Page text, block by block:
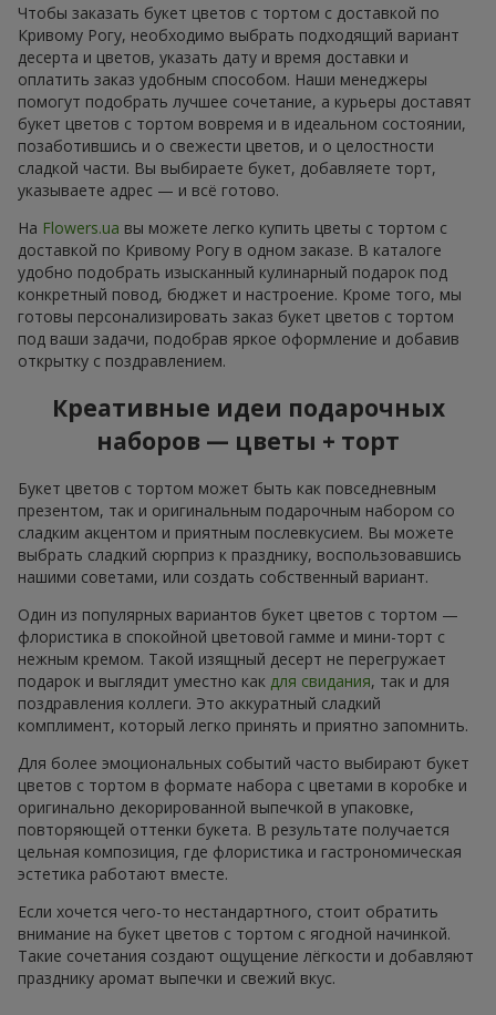
Чтобы заказать букет цветов с тортом с доставкой по
Кривому Рогу, необходимо выбрать подходящий вариант
десерта и цветов, указать дату и время доставки и
оплатить заказ удобным способом. Наши менеджеры
помогут подобрать лучшее сочетание, а курьеры доставят
букет цветов с тортом вовремя и в идеальном состоянии,
позаботившись и о свежести цветов, и о целостности
сладкой части. Вы выбираете букет, добавляете торт,
указываете адрес — и всё готово.
На Flowers.ua вы можете легко купить цветы с тортом с
доставкой по Кривому Рогу в одном заказе. В каталоге
удобно подобрать изысканный кулинарный подарок под
конкретный повод, бюджет и настроение. Кроме того, мы
готовы персонализировать заказ букет цветов с тортом
под ваши задачи, подобрав яркое оформление и добавив
открытку с поздравлением.
Креативные идеи подарочных
наборов — цветы + торт
Букет цветов с тортом может быть как повседневным
презентом, так и оригинальным подарочным набором со
сладким акцентом и приятным послевкусием. Вы можете
выбрать сладкий сюрприз к празднику, воспользовавшись
нашими советами, или создать собственный вариант.
Один из популярных вариантов букет цветов с тортом —
флористика в спокойной цветовой гамме и мини-торт с
нежным кремом. Такой изящный десерт не перегружает
подарок и выглядит уместно как для свидания, так и для
поздравления коллеги. Это аккуратный сладкий
комплимент, который легко принять и приятно запомнить.
Для более эмоциональных событий часто выбирают букет
цветов с тортом в формате набора с цветами в коробке и
оригинально декорированной выпечкой в упаковке,
повторяющей оттенки букета. В результате получается
цельная композиция, где флористика и гастрономическая
эстетика работают вместе.
Если хочется чего-то нестандартного, стоит обратить
внимание на букет цветов с тортом с ягодной начинкой.
Такие сочетания создают ощущение лёгкости и добавляют
празднику аромат выпечки и свежий вкус.